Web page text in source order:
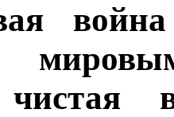
чистая